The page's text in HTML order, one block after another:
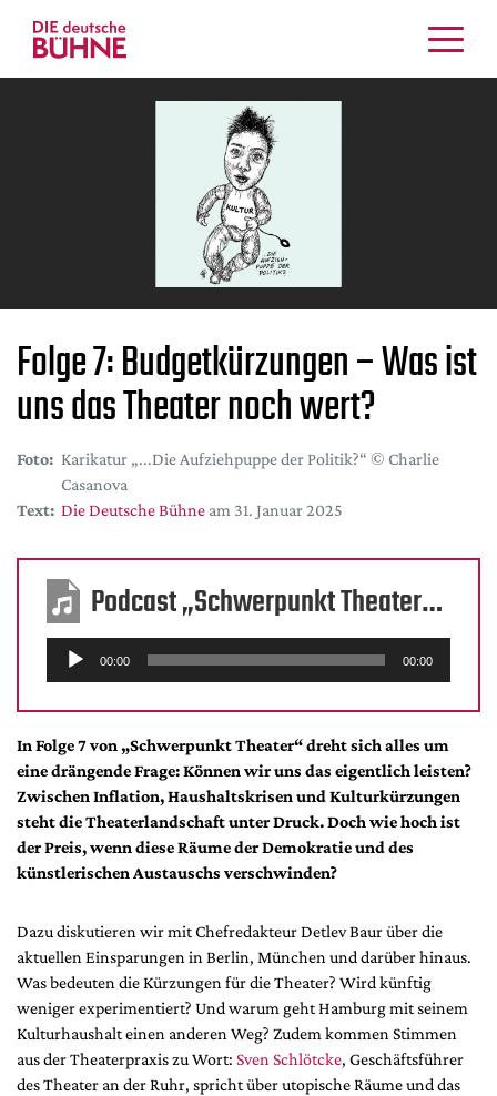
Festivals & Veranstaltungen
Menschen & Theater
Themen
Internationales
Medientipps
DdB-map
Kalender
Premierensuche
Festival-Planer
Hefte
Podcast
Service
Shop / Abo
Newsletter
Autor:innen
Partner
Mediadaten
Suche
Folge 7: Budgetkürzungen – Was ist
uns das Theater noch wert?
Foto: Karikatur „...Die Aufziehpuppe der Politik?“ © Charlie
Casanova
Text: Die Deutsche Bühne am 31. Januar 2025
Podcast „Schwerpunkt Theater” – Folge 7: Budgetkürzungen
Audio-
Player
00:00 00:00
In Folge 7 von „Schwerpunkt Theater“ dreht sich alles um
eine drängende Frage: Können wir uns das eigentlich leisten?
Zwischen Inflation, Haushaltskrisen und Kulturkürzungen
steht die Theaterlandschaft unter Druck. Doch wie hoch ist
der Preis, wenn diese Räume der Demokratie und des
künstlerischen Austauschs verschwinden?
Dazu diskutieren wir mit Chefredakteur Detlev Baur über die
aktuellen Einsparungen in Berlin, München und darüber hinaus.
Was bedeuten die Kürzungen für die Theater? Wird künftig
weniger experimentiert? Und warum geht Hamburg mit seinem
Kulturhaushalt einen anderen Weg? Zudem kommen Stimmen
aus der Theaterpraxis zu Wort: Sven Schlötcke, Geschäftsführer
des Theater an der Ruhr, spricht über utopische Räume und das